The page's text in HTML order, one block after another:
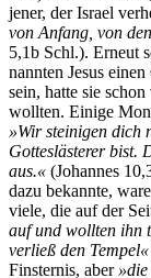
jener, der Israel
von Anfang, von
5,1b Schl.). Erneut
nannten Jesus
sein, hatte sie
wollten. Einige
»Wir steinigen dich
Gotteslästerer bist.
aus.« (Johannes
dazu bekannte,
viele, die auf der
auf und wollten ihn
verließ den Tempel«
Finsternis, aber